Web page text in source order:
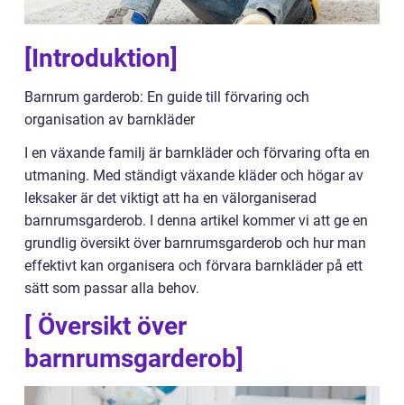
[Introduktion]
Barnrum garderob: En guide till förvaring och
organisation av barnkläder
I en växande familj är barnkläder och förvaring ofta en
utmaning. Med ständigt växande kläder och högar av
leksaker är det viktigt att ha en välorganiserad
barnrumsgarderob. I denna artikel kommer vi att ge en
grundlig översikt över barnrumsgarderob och hur man
effektivt kan organisera och förvara barnkläder på ett
sätt som passar alla behov.
[ Översikt över
barnrumsgarderob]